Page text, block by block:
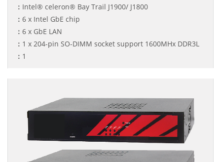
： Intel® celeron® Bay Trail J1900/ J1800
： 6 x Intel GbE chip
： 6 x GbE LAN
： 1 x 204-pin SO-DIMM socket support 1600MHx DDR3L
： 1